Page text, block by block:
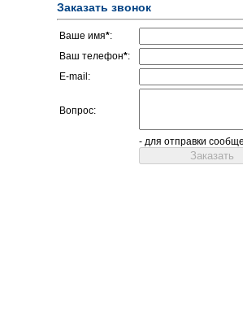
Заказать звонок
Ваше имя*:
Ваш телефон*:
E-mail:
Вопрос:
- для отправки